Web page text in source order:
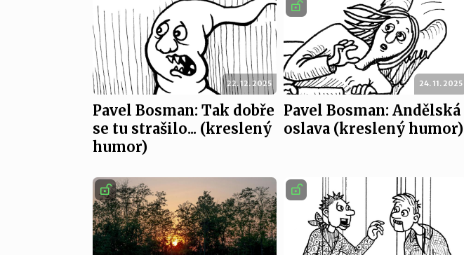
22. 12. 2025
Pavel Bosman: Tak dobře
se tu strašilo... (kreslený
humor)
24. 11. 2025
Pavel Bosman: Andělská
oslava (kreslený humor)